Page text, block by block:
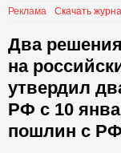
Реклама Скачать
Два
на
утвердил
РФ с 10
пошлин с РФ